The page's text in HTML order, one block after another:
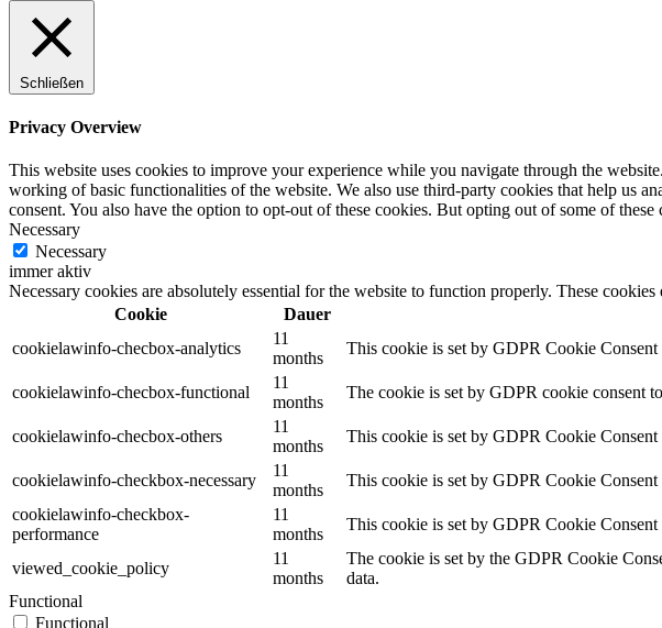
Schließen
Privacy Overview
This website uses cookies to improve your experience while you navigate through the
working of basic functionalities of the website. We also use third-party cookies that help us
consent. You also have the option to opt-out of these cookies. But opting out of some of
Necessary
Necessary
immer aktiv
Necessary cookies are absolutely essential for the website to function properly. These
Cookie
Dauer
cookielawinfo-checbox-analytics
11
months
This cookie is set by GDPR Cookie
cookielawinfo-checbox-functional
11
months
The cookie is set by GDPR cookie consent
cookielawinfo-checbox-others
11
months
This cookie is set by GDPR Cookie
cookielawinfo-checkbox-necessary
11
months
This cookie is set by GDPR Cookie
cookielawinfo-checkbox-
performance
11
months
This cookie is set by GDPR Cookie
viewed_cookie_policy
11
months
The cookie is set by the GDPR Cookie
data.
Functional
Functional